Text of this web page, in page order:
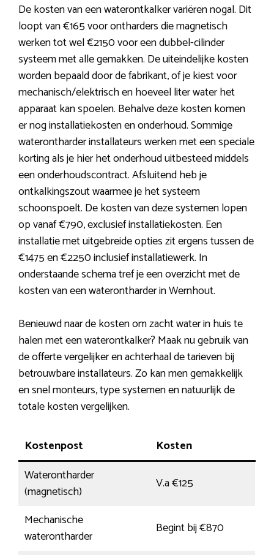
De kosten van een waterontkalker variëren nogal. Dit
loopt van €165 voor ontharders die magnetisch
werken tot wel €2150 voor een dubbel-cilinder
systeem met alle gemakken. De uiteindelijke kosten
worden bepaald door de fabrikant, of je kiest voor
mechanisch/elektrisch en hoeveel liter water het
apparaat kan spoelen. Behalve deze kosten komen
er nog installatiekosten en onderhoud. Sommige
waterontharder installateurs werken met een speciale
korting als je hier het onderhoud uitbesteed middels
een onderhoudscontract. Afsluitend heb je
ontkalkingszout waarmee je het systeem
schoonspoelt. De kosten van deze systemen lopen
op vanaf €790, exclusief installatiekosten. Een
installatie met uitgebreide opties zit ergens tussen de
€1475 en €2250 inclusief installatiewerk. In
onderstaande schema tref je een overzicht met de
kosten van een waterontharder in Wernhout.
Benieuwd naar de kosten om zacht water in huis te
halen met een waterontkalker? Maak nu gebruik van
de offerte vergelijker en achterhaal de tarieven bij
betrouwbare installateurs. Zo kan men gemakkelijk
en snel monteurs, type systemen en natuurlijk de
totale kosten vergelijken.
Kostenpost
Kosten
Waterontharder
(magnetisch)
V.a €125
Mechanische
waterontharder
Begint bij €870